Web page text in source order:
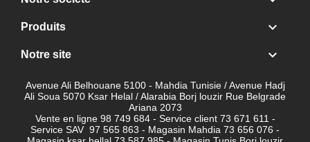
Produits 
Notre site 
Avenue Ali Belhouane 5100 - Mahdia Tunisie / Avenue Hadj
Ali Soua 5070 Ksar Helal / Alarabia Borj louzir Rue Belgrade
Ariana 2073
Vente en ligne 98 749 684 - Service client 73 671 611 -
Service SAV 97 565 863 - Magasin Mahdia 73 656 076 -